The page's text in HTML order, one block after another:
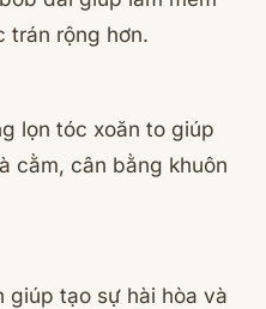
trán rộng hơn.
lọn tóc xoăn to giúp
cằm, cân bằng khuôn
giúp tạo sự hài hòa và